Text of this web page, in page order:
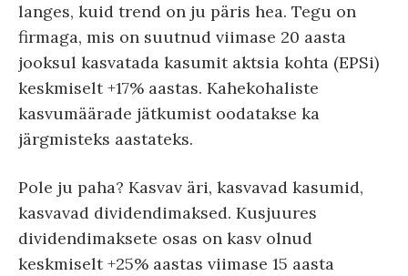
langes, kuid trend on ju päris hea. Tegu on
firmaga, mis on suutnud viimase 20 aasta
jooksul kasvatada kasumit aktsia kohta (EPSi)
keskmiselt +17% aastas. Kahekohaliste
kasvumäärade jätkumist oodatakse ka
järgmisteks aastateks.
Pole ju paha? Kasvav äri, kasvavad kasumid,
kasvavad dividendimaksed. Kusjuures
dividendimaksete osas on kasv olnud
keskmiselt +25% aastas viimase 15 aasta